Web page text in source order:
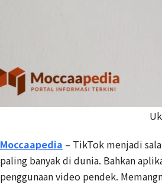
Moccaapedia – TikTok menjadi
paling banyak di dunia. Bahkan
penggunaan video pendek.